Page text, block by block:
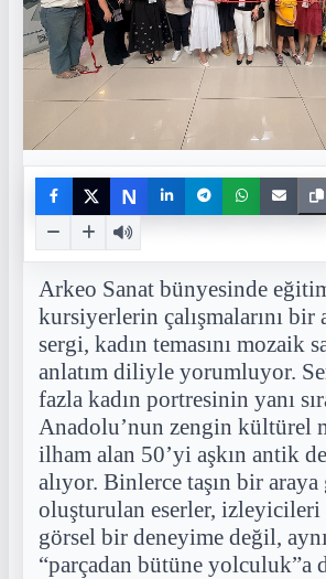
N
Arkeo Sanat bünyesinde
kursiyerlerin çalışmalarını bir
sergi, kadın temasını mozaik
anlatım diliyle yorumluyor.
fazla kadın portresinin yanı
Anadolu’nun zengin kültürel
ilham alan 50’yi aşkın antik
alıyor. Binlerce taşın bir
oluşturulan eserler, izleyicileri
görsel bir deneyime değil,
“parçadan bütüne yolculuk”a